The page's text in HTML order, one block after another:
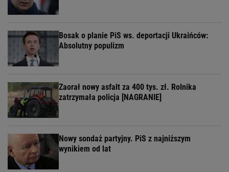
Bosak o planie PiS ws. deportacji Ukraińców:
Absolutny populizm
Zaorał nowy asfalt za 400 tys. zł. Rolnika
zatrzymała policja [NAGRANIE]
Nowy sondaż partyjny. PiS z najniższym
wynikiem od lat